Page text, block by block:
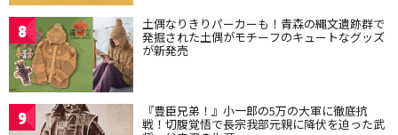
8 土偶なりきりパーカーも！青森の縄文遺跡群で
発掘された土偶がモチーフのキュートなグッズ
が新発売
9 『豊臣兄弟！』小一郎の5万の大軍に徹底抗
戦！切腹覚悟で長宗我部元親に降伏を迫った武